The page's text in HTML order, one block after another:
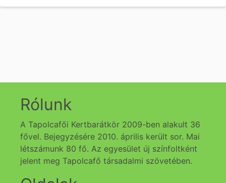
Rólunk
A Tapolcafői Kertbarátkör 2009-ben alakult 36
fővel. Bejegyzésére 2010. április került sor. Mai
létszámunk 80 fő. Az egyesület új színfoltként
jelent meg Tapolcafő társadalmi szövetében.